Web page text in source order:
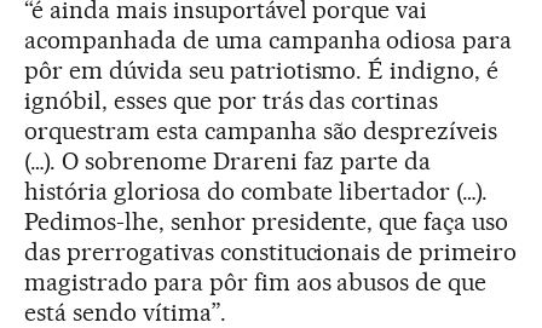
“é ainda mais insuportável porque vai
acompanhada de uma campanha odiosa para
pôr em dúvida seu patriotismo. É indigno, é
ignóbil, esses que por trás das cortinas
orquestram esta campanha são desprezíveis
(…). O sobrenome Drareni faz parte da
história gloriosa do combate libertador (…).
Pedimos-lhe, senhor presidente, que faça uso
das prerrogativas constitucionais de primeiro
magistrado para pôr fim aos abusos de que
está sendo vítima”.